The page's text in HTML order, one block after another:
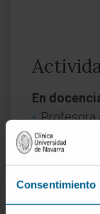
Consentimiento
En
Profesora
la
En